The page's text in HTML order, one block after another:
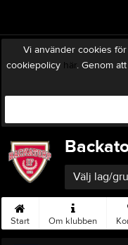
Vi använder cookies
cookiepolicy här. Genom
Välj lag/
Start Om klubben